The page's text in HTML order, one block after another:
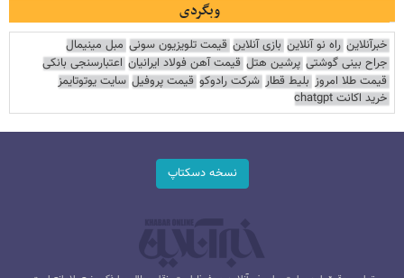
وبگردی
خبرآنلاین راه نو آنلاین بازی آنلاین قیمت تلویزیون سونی مبل مینیمال
جراح بینی گوشتی پرشین هتل قیمت آهن فولاد ایرانیان اعتبارسنجی بانکی
قیمت طلا امروز بلیط قطار شرکت رادوکو قیمت پروفیل سایت یوتوتایمز
خرید اکانت chatgpt
نسخه دسکتاپ